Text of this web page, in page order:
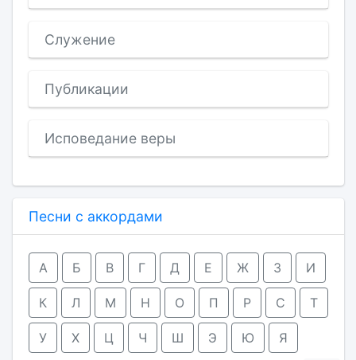
Служение
Публикации
Исповедание веры
Песни с аккордами
А Б В Г Д Е Ж З И
К Л М Н О П Р С Т
У Х Ц Ч Ш Э Ю Я